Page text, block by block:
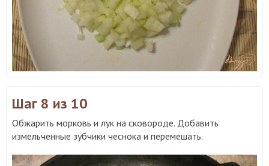
Шаг 8 из 10
Обжарить морковь и лук на сковороде. Добавить
измельченные зубчики чеснока и перемешать.